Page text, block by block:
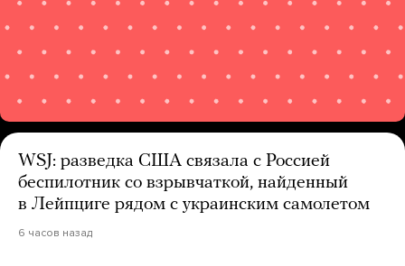
WSJ: разведка США связала с Россией
беспилотник со взрывчаткой, найденный
в Лейпциге рядом с украинским самолетом
6 часов назад